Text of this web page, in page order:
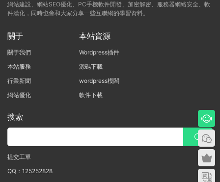
網站建設、網站SEO優化、PC手機軟件開發、加密解密、服務器網絡安全、軟
件漢化，同時也會和大家分享一些互聯網的學習資料。
關于
關于我們
本站服務
行業新聞
網站優化
本站資源
Wordpress插件
源碼下載
wordpress模闆
軟件下載
搜索
提交工單
QQ：125252828